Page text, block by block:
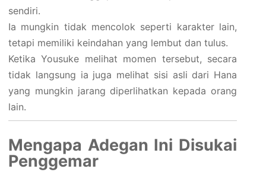
sendiri.
Ia mungkin tidak mencolok seperti karakter lain,
tetapi memiliki keindahan yang lembut dan tulus.
Ketika Yousuke melihat momen tersebut, secara
tidak langsung ia juga melihat sisi asli dari Hana
yang mungkin jarang diperlihatkan kepada orang
lain.
Mengapa Adegan Ini Disukai
Penggemar